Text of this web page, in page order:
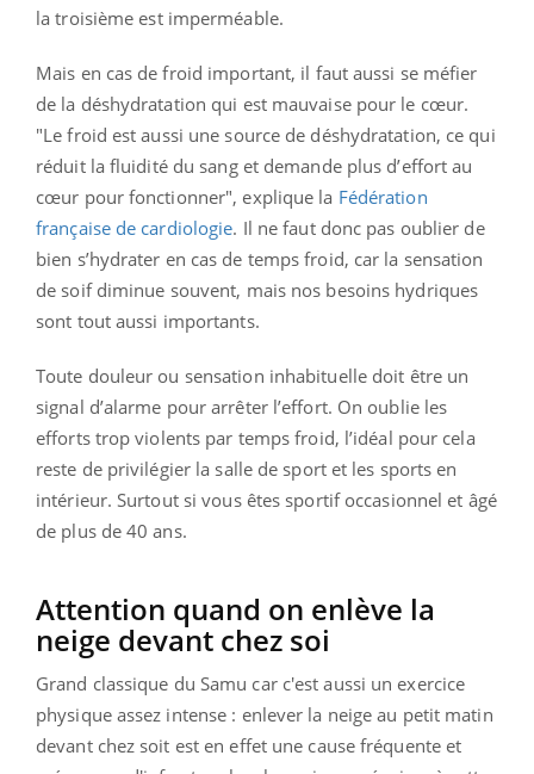
la troisième est imperméable.
Mais en cas de froid important, il faut aussi se méfier
de la déshydratation qui est mauvaise pour le cœur.
"Le froid est aussi une source de déshydratation, ce qui
réduit la fluidité du sang et demande plus d’effort au
cœur pour fonctionner", explique la Fédération
française de cardiologie. Il ne faut donc pas oublier de
bien s’hydrater en cas de temps froid, car la sensation
de soif diminue souvent, mais nos besoins hydriques
sont tout aussi importants.
Toute douleur ou sensation inhabituelle doit être un
signal d’alarme pour arrêter l’effort. On oublie les
efforts trop violents par temps froid, l’idéal pour cela
reste de privilégier la salle de sport et les sports en
intérieur. Surtout si vous êtes sportif occasionnel et âgé
de plus de 40 ans.
Attention quand on enlève la
neige devant chez soi
Grand classique du Samu car c'est aussi un exercice
physique assez intense : enlever la neige au petit matin
devant chez soit est en effet une cause fréquente et